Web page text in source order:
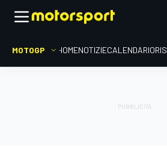
MOTOGP HOMENOTIZIECALENDARIO